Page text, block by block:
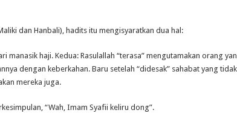
dan Hanbali), hadits itu mengisyaratkan dua hal:
manasik haji. Kedua: Rasulallah “terasa” mengutamakan orang
dengan keberkahan. Baru setelah “didesak” sahabat yang tidak
mereka juga.
“Wah, Imam Syafii keliru dong”.